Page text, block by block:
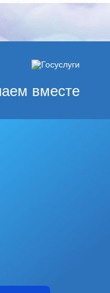
вместе